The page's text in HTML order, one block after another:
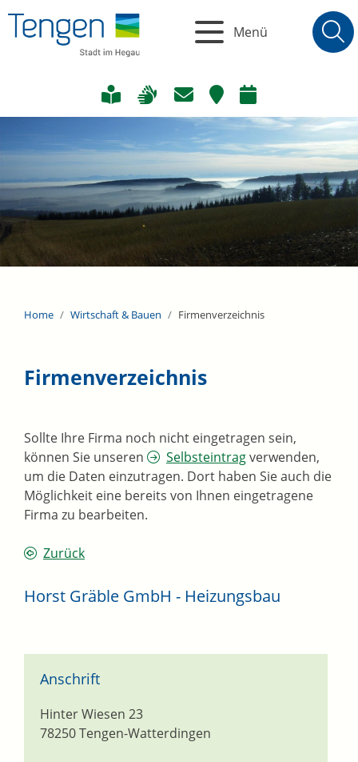
Menü
Home Wirtschaft & Bauen Firmenverzeichnis
Firmenverzeichnis
Sollte Ihre Firma noch nicht eingetragen sein,
können Sie unseren
Selbsteintragverwenden,
um die Daten einzutragen. Dort haben Sie auch die
Möglichkeit eine bereits von Ihnen eingetragene
Firma zu bearbeiten.
Zurück
Horst Gräble GmbH - Heizungsbau
Anschrift
Hinter Wiesen 23
78250Tengen-Watterdingen